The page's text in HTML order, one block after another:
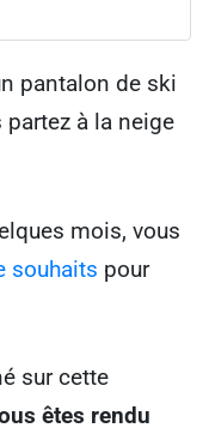
pantalon de ski
à la neige
mois, vous
souhaits pour
sur cette
êtes rendu